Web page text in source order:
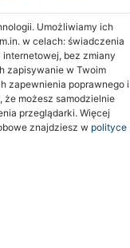
Umożliwiamy ich
w celach: świadczenia
internetowej, bez zmiany
zapisywanie w Twoim
zapewnienia poprawnego i
że możesz samodzielnie
przeglądarki. Więcej
znajdziesz w polityce